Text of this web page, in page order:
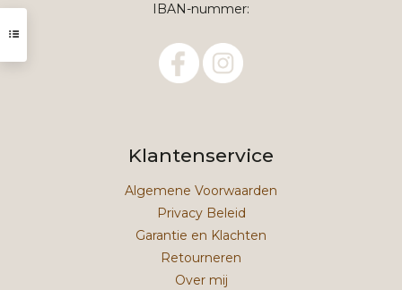
IBAN-nummer:
Klantenservice
Algemene Voorwaarden
Privacy Beleid
Garantie en Klachten
Retourneren
Over mij